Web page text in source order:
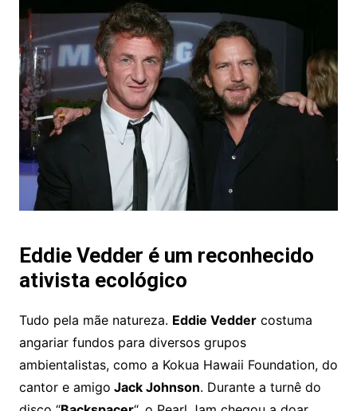
Eddie Vedder é um reconhecido
ativista ecológico
Tudo pela mãe natureza. Eddie Veddercostuma
angariar fundos para diversos grupos
ambientalistas, como a Kokua Hawaii Foundation, do
cantor e amigo Jack Johnson. Durante a turnê do